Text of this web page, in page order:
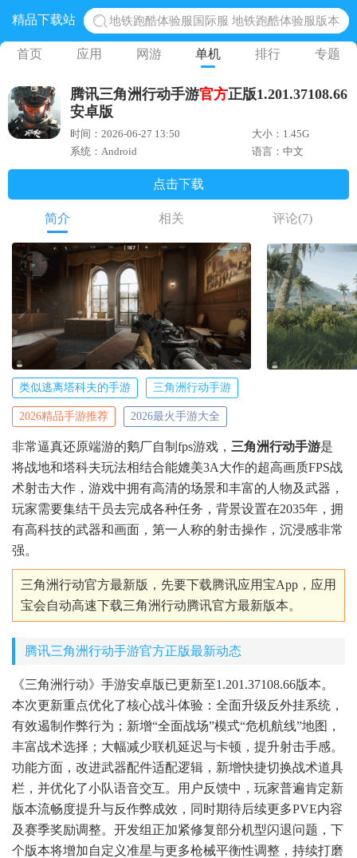
精品下载站
网易光遇手游正版 点亮星空共庆周年
黎明觉醒生机腾讯正版 黎明觉醒生机国际服
蛋仔派对下载 蛋仔派对体验服
奥特曼王者传奇 正版奥特曼游戏
首页 应用 网游 单机 排行 专题
腾讯三角洲行动手游官方正版1.201.37108.66
安卓版
时间：2026-06-27 13:50
大小：1.45G
系统：Android
语言：中文
点击下载
简介 相关 评论(7)
类似逃离塔科夫的手游 三角洲行动手游
2026精品手游推荐 2026最火手游大全
非常逼真还原端游的鹅厂自制fps游戏， 三角洲行动手游是
将战地和塔科夫玩法相结合能媲美3A大作的超高画质FPS战
术射击大作，游戏中拥有高清的场景和丰富的人物及武器，
玩家需要集结干员去完成各种任务，背景设置在2035年，拥
有高科技的武器和画面，第一人称的射击操作，沉浸感非常
强。
三角洲行动官方最新版，先要下载腾讯应用宝App，应用
宝会自动高速下载三角洲行动腾讯官方最新版本。
腾讯三角洲行动手游官方正版最新动态
《三角洲行动》手游安卓版已更新至1.201.37108.66版本。
本次更新重点优化了核心战斗体验：全面升级反外挂系统，
有效遏制作弊行为；新增“全面战场”模式“危机航线”地图，
丰富战术选择；大幅减少联机延迟与卡顿，提升射击手感。
功能方面，改进武器配件适配逻辑，新增快捷切换战术道具
栏，并优化了小队语音交互。用户反馈中，玩家普遍肯定新
版本流畅度提升与反作弊成效，同时期待后续更多PVE内容
及赛季奖励调整。开发组正加紧修复部分机型闪退问题，下
个版本将增加自定义准星与更多枪械平衡性调整，持续打磨